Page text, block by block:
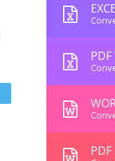
PDF
PDF